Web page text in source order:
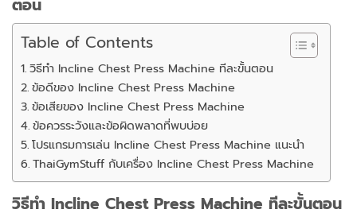
Table of Contents
วิธีทำ Incline Chest Press Machine ทีละขั้นตอน
ข้อดีของ Incline Chest Press Machine
ข้อเสียของ Incline Chest Press Machine
ข้อควรระวังและข้อผิดพลาดที่พบบ่อย
โปรแกรมการเล่น Incline Chest Press Machine แนะนำ
ThaiGymStuff กับเครื่อง Incline Chest Press Machine
วิธีทำ Incline Chest Press Machine ทีละขั้นตอน